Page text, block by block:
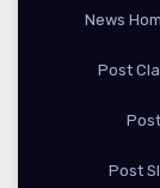
News
Post
Post